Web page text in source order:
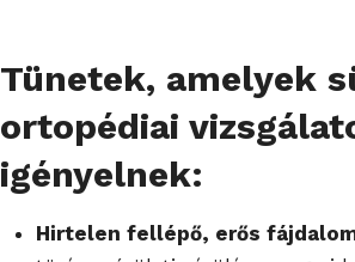
Tünetek, amelyek
ortopédiai
igényelnek:
Hirtelen fellépő, erős